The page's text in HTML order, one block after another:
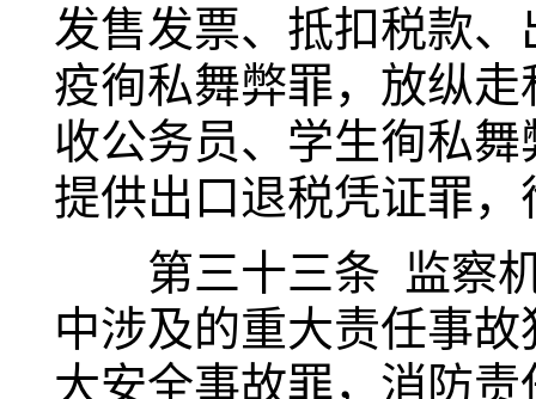
发售发票、抵扣税款
疫徇私舞弊罪，放纵
收公务员、学生徇私
提供出口退税凭证罪
第三十三条 监察机
中涉及的重大责任事
大安全事故罪，消防